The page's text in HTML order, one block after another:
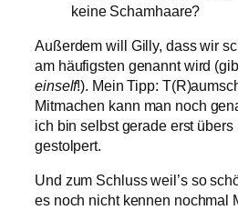
keine Schamhaare?
Außerdem will Gilly, dass wir
am häufigsten genannt wird
einself!). Mein Tipp:
Mitmachen kann man noch
ich bin selbst gerade erst übers
gestolpert.
Und zum Schluss weil’s so
es noch nicht kennen nochmal